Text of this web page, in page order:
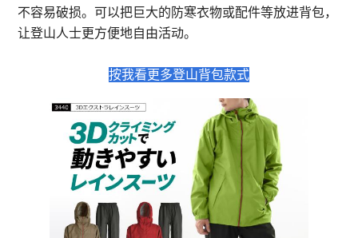
不容易破损。可以把巨大的防寒衣物或配件等放进背包，
让登山人士更方便地自由活动。
按我看更多登山背包款式